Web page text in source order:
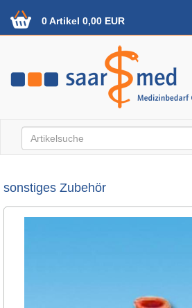
0 Artikel 0,00 EUR
sonstiges Zubehör